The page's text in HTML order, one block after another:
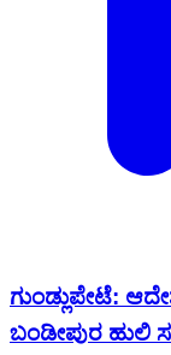
ಗುಂಡ್ಲುಪೇಟೆ:
ಬಂಡೀಪುರ‌ ಹುಲಿ